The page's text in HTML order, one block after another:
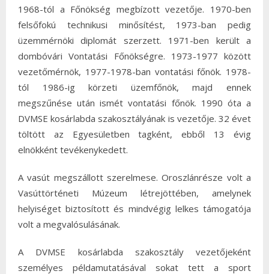
1968-tól a Főnökség megbízott vezetője. 1970-ben
felsőfokú technikusi minősítést, 1973-ban pedig
üzemmérnöki diplomát szerzett. 1971-ben került a
dombóvári Vontatási Főnökségre. 1973-1977 között
vezetőmérnök, 1977-1978-ban vontatási főnök. 1978-
tól 1986-ig körzeti üzemfőnök, majd ennek
megszűnése után ismét vontatási főnök. 1990 óta a
DVMSE kosárlabda szakosztályának is vezetője. 32 évet
töltött az Egyesületben tagként, ebből 13 évig
elnökként tevékenykedett.
A vasút megszállott szerelmese. Oroszlánrésze volt a
Vasúttörténeti Múzeum létrejöttében, amelynek
helyiséget biztosított és mindvégig lelkes támogatója
volt a megvalósulásának.
A DVMSE kosárlabda szakosztály vezetőjeként
személyes példamutatásával sokat tett a sport